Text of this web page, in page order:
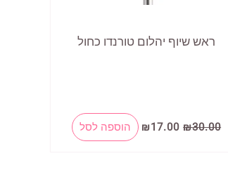
ראש שיוף יהלום טורנדו כחול
₪30.00
המחיר
המקורי
₪17.00
המחיר
הנוכחי
הוספה לסל